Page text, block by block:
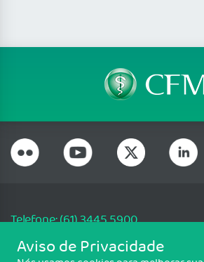
Telefone: (61) 3445 5900
Email: cfm@portalmedico.org.br
SGAS 616, Conjunto D, Lote 115, L2 Sul, Brasília/
Aviso de Privacidade